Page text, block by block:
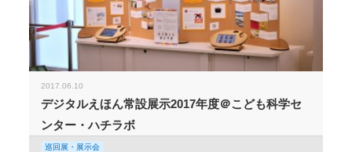
2017.06.10
デジタルえほん常設展示2017年度＠こども科学セ
ンター・ハチラボ
巡回展・展示会